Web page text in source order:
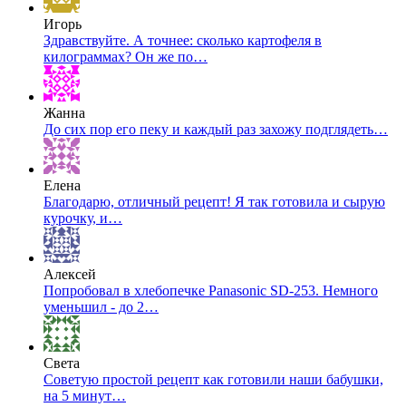
Игорь
Здравствуйте. А точнее: сколько картофеля в
килограммах? Он же по…
Жанна
До сих пор его пеку и каждый раз захожу подглядеть…
Елена
Благодарю, отличный рецепт! Я так готовила и сырую
курочку, и…
Алексей
Попробовал в хлебопечке Panasonic SD-253. Немного
уменьшил - до 2…
Света
Советую простой рецепт как готовили наши бабушки,
на 5 минут…